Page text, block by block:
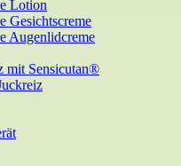
Lotion
Gesichtscreme
Augenlidcreme
mit Sensicutan®